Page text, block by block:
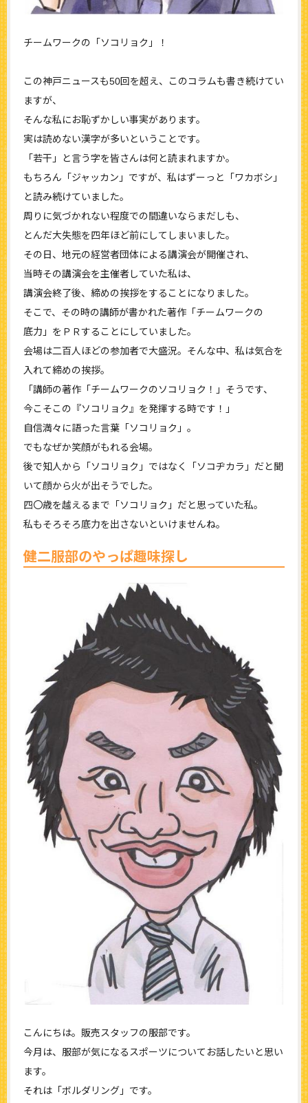
チームワークの「ソコリョク」！
この神戸ニュースも50回を超え、このコラムも書き続けてい
ますが、
そんな私にお恥ずかしい事実があります。
実は読めない漢字が多いということです。
「若干」と言う字を皆さんは何と読まれますか。
もちろん「ジャッカン」ですが、私はずーっと「ワカボシ」
と読み続けていました。
周りに気づかれない程度での間違いならまだしも、
とんだ大失態を四年ほど前にしてしまいました。
その日、地元の経営者団体による講演会が開催され、
当時その講演会を主催者していた私は、
講演会終了後、締めの挨拶をすることになりました。
そこで、その時の講師が書かれた著作「チームワークの
底力」をＰＲすることにしていました。
会場は二百人ほどの参加者で大盛況。そんな中、私は気合を
入れて締めの挨拶。
「講師の著作「チームワークのソコリョク！」そうです、
今こそこの『ソコリョク』を発揮する時です！」
自信満々に語った言葉「ソコリョク」。
でもなぜか笑顔がもれる会場。
後で知人から「ソコリョク」ではなく「ソコヂカラ」だと聞
いて顔から火が出そうでした。
四〇歳を越えるまで「ソコリョク」だと思っていた私。
私もそろそろ底力を出さないといけませんね。
健二服部のやっぱ趣味探し
こんにちは。販売スタッフの服部です。
今月は、服部が気になるスポーツについてお話したいと思い
ます。
それは「ボルダリング」です。